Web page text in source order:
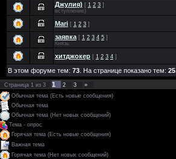
Джулия) [ 1 2 3]
вступление)
Mari [ 1 2 3]
заявка [ 1 2 3 4 5]
Князь
хитджокер [ 1 2 3 4]
В этом форуме тем: 73. На странице показано тем: 25.
Страница 1 из 3 1 2 3
»
Обычная тема (Есть новые сообщения)
Обычная тема
Обычная тема (Нет новых сообщений)
Тема - опрос
Горячая тема (Есть новые сообщения)
Важная тема
Горячая тема (Нет новых сообщений)